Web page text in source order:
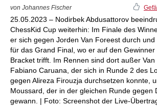
von Johannes Fischer
25.05.2023 – Nodirbek Abdusattorov
ChessKid Cup weiterhin: Im Finale des
er sich gegen Jorden Van Foreest durch
für das Grand Final, wo er auf den
Bracket trifft. Im Rennen sind dort außer
Fabiano Caruana, der sich in Runde 2 des
gegen Alireza Firouzja durchsetzen konnte,
Moussard, der in der gleichen Runde gegen
gewann. | Foto: Screenshot der Live-